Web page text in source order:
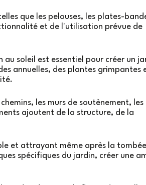
que les pelouses, les plates-
et de l'utilisation prévue de
soleil est essentiel pour créer un
annuelles, des plantes grimpantes
les murs de soutènement, les
ajoutent de la structure, de la
et attrayant même après la
spécifiques du jardin, créer une